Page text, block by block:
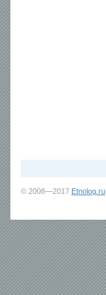
© 2008—2017 Etnolog.ru